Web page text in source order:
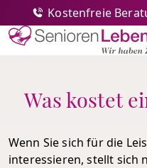
Kostenfreie
Was kostet
Wenn Sie sich für die
interessieren, stellt sich